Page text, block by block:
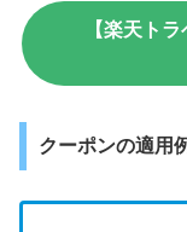
【楽天ト
クーポンの適用